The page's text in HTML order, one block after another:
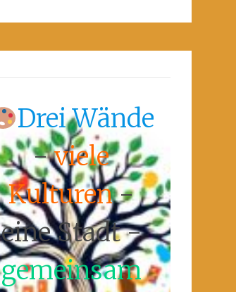
Drei Wände
-viele
Kulturen-
eine Stadt -
gemeinsam